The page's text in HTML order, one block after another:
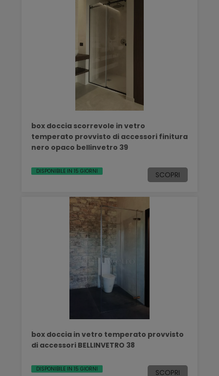
box doccia scorrevole in vetro
temperato provvisto di accessori finitura
nero opaco bellinvetro 39
DISPONIBILE IN 15 GIORNI SCOPRI
box doccia in vetro temperato provvisto
di accessori BELLINVETRO 38
DISPONIBILE IN 15 GIORNI SCOPRI